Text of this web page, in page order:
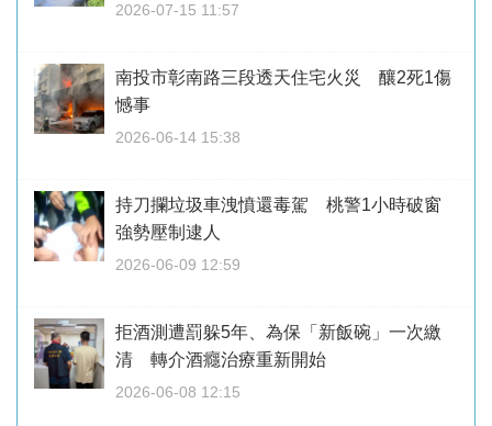
2026-07-15 11:57
南投市彰南路三段透天住宅火災 釀2死1傷
憾事
2026-06-14 15:38
持刀攔垃圾車洩憤還毒駕 桃警1小時破窗
強勢壓制逮人
2026-06-09 12:59
拒酒測遭罰躲5年、為保「新飯碗」一次繳
清 轉介酒癮治療重新開始
2026-06-08 12:15